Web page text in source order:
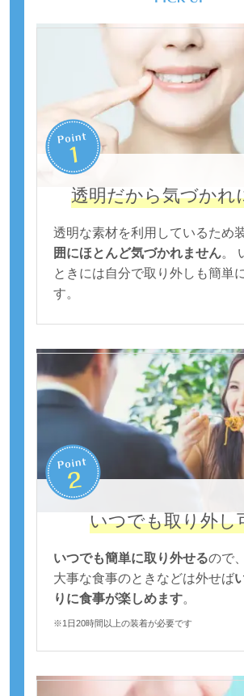
透明だから気づかれ
透明な素材を利用しているため
囲にほとんど気づかれません。
ときには自分で取り外しも簡単
す。
いつでも取り外し
いつでも簡単に取り外せるので
大事な食事のときなどは外せば
りに食事が楽しめます。
※1日20時間以上の装着が必要です